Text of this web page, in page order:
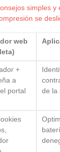
simples y
se
web
+
a
portal
de la